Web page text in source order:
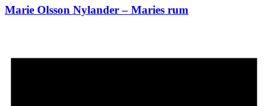
Marie Olsson Nylander – Maries rum